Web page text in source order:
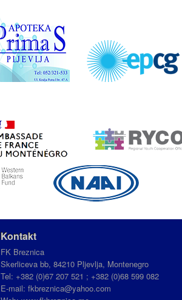
Kontakt
FK Breznica
Skerliceva bb, 84210 Pljevlja, Montenegro
Tel: +382 (0)67 207 521 ; +382 (0)68 599 082
E-mail: fkbreznica@yahoo.com